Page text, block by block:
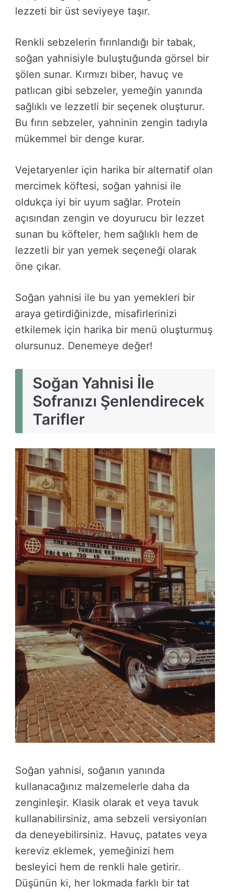
lezzeti bir üst seviyeye taşır.
Renkli sebzelerin fırınlandığı bir tabak,
soğan yahnisiyle buluştuğunda görsel bir
şölen sunar. Kırmızı biber, havuç ve
patlıcan gibi sebzeler, yemeğin yanında
sağlıklı ve lezzetli bir seçenek oluşturur.
Bu fırın sebzeler, yahninin zengin tadıyla
mükemmel bir denge kurar.
Vejetaryenler için harika bir alternatif olan
mercimek köftesi, soğan yahnisi ile
oldukça iyi bir uyum sağlar. Protein
açısından zengin ve doyurucu bir lezzet
sunan bu köfteler, hem sağlıklı hem de
lezzetli bir yan yemek seçeneği olarak
öne çıkar.
Soğan yahnisi ile bu yan yemekleri bir
araya getirdiğinizde, misafirlerinizi
etkilemek için harika bir menü oluşturmuş
olursunuz. Denemeye değer!
Soğan Yahnisi İle
Sofranızı Şenlendirecek
Tarifler
Soğan yahnisi, soğanın yanında
kullanacağınız malzemelerle daha da
zenginleşir. Klasik olarak et veya tavuk
kullanabilirsiniz, ama sebzeli versiyonları
da deneyebilirsiniz. Havuç, patates veya
kereviz eklemek, yemeğinizi hem
besleyici hem de renkli hale getirir.
Düşünün ki, her lokmada farklı bir tat